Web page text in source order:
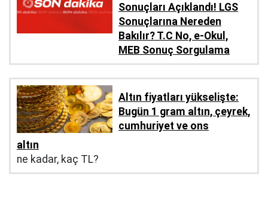
Sonuçları Açıklandı! LGS
Sonuçlarına Nereden
Bakılır? T.C No, e-Okul,
MEB Sonuç Sorgulama
Altın fiyatları yükselişte:
Bugün 1 gram altın, çeyrek,
cumhuriyet ve ons
altın
ne kadar, kaç TL?